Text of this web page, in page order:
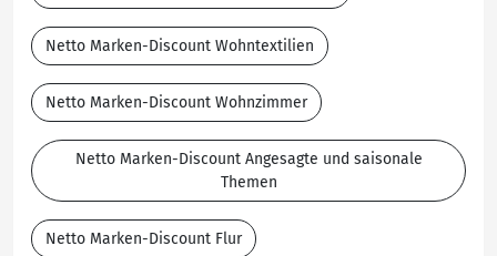
Netto Marken-Discount Wohntextilien
Netto Marken-Discount Wohnzimmer
Netto Marken-Discount Angesagte und saisonale
Themen
Netto Marken-Discount Flur